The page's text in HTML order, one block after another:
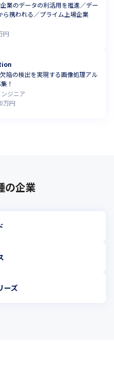
業のデータの利活用を推進／デー
ら携われる／プライム上場企業
円
陥の検出を実現する画像処理アル
！
ジニア
万円
の企業
ーズ